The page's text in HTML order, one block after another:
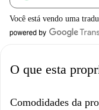
Você está vendo uma
O que esta
Comodidades da